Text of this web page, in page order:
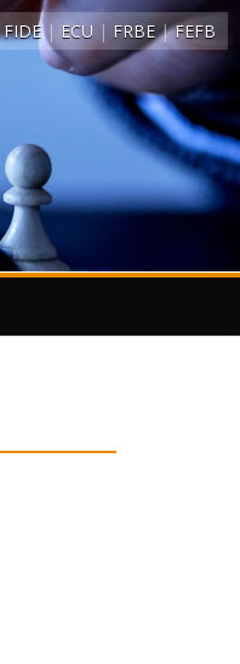
FIDE | ECU| FRBE| FEFB